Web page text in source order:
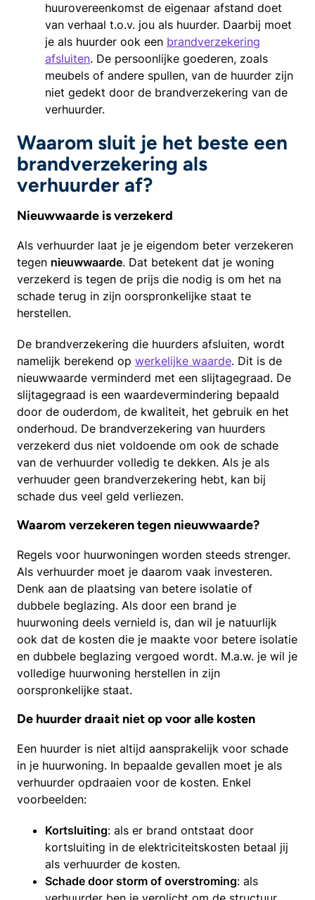
huurovereenkomst de eigenaar afstand doet
van verhaal t.o.v. jou als huurder. Daarbij moet
je als huurder ook een brandverzekering
afsluiten. De persoonlijke goederen, zoals
meubels of andere spullen, van de huurder zijn
niet gedekt door de brandverzekering van de
verhuurder.
Waarom sluit je het beste een
brandverzekering als
verhuurder af?
Nieuwwaarde is verzekerd
Als verhuurder laat je je eigendom beter verzekeren
tegen nieuwwaarde. Dat betekent dat je woning
verzekerd is tegen de prijs die nodig is om het na
schade terug in zijn oorspronkelijke staat te
herstellen.
De brandverzekering die huurders afsluiten, wordt
namelijk berekend op werkelijke waarde. Dit is de
nieuwwaarde verminderd met een slijtagegraad. De
slijtagegraad is een waardevermindering bepaald
door de ouderdom, de kwaliteit, het gebruik en het
onderhoud. De brandverzekering van huurders
verzekerd dus niet voldoende om ook de schade
van de verhuurder volledig te dekken. Als je als
verhuuder geen brandverzekering hebt, kan bij
schade dus veel geld verliezen.
Waarom verzekeren tegen nieuwwaarde?
Regels voor huurwoningen worden steeds strenger.
Als verhuurder moet je daarom vaak investeren.
Denk aan de plaatsing van betere isolatie of
dubbele beglazing. Als door een brand je
huurwoning deels vernield is, dan wil je natuurlijk
ook dat de kosten die je maakte voor betere isolatie
en dubbele beglazing vergoed wordt. M.a.w. je wil je
volledige huurwoning herstellen in zijn
oorspronkelijke staat.
De huurder draait niet op voor alle kosten
Een huurder is niet altijd aansprakelijk voor schade
in je huurwoning. In bepaalde gevallen moet je als
verhuurder opdraaien voor de kosten. Enkel
voorbeelden:
Kortsluiting: als er brand ontstaat door
kortsluiting in de elektriciteitskosten betaal jij
als verhuurder de kosten.
Schade door storm of overstroming: als